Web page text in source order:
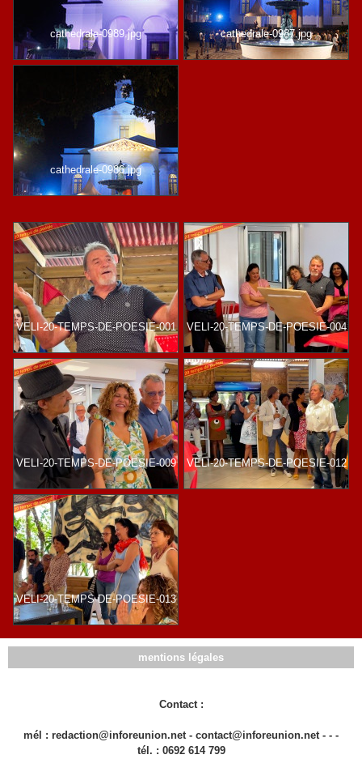
cathedrale-0989.jpg cathedrale-0987.jpg
cathedrale-0986.jpg
VELI-20-TEMPS-DE-POESIE-001 VELI-20-TEMPS-DE-POESIE-004
VELI-20-TEMPS-DE-POESIE-009 VELI-20-TEMPS-DE-POESIE-012
VELI-20-TEMPS-DE-POESIE-013
mentions légales
Contact :
mél : redaction@inforeunion.net - contact@inforeunion.net - - -
tél. : 0692 614 799